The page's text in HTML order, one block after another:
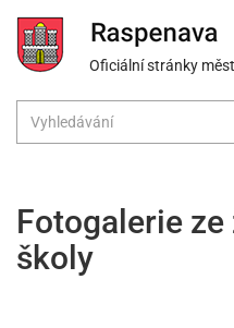
Oficiální stránky
Fotogalerie
školy